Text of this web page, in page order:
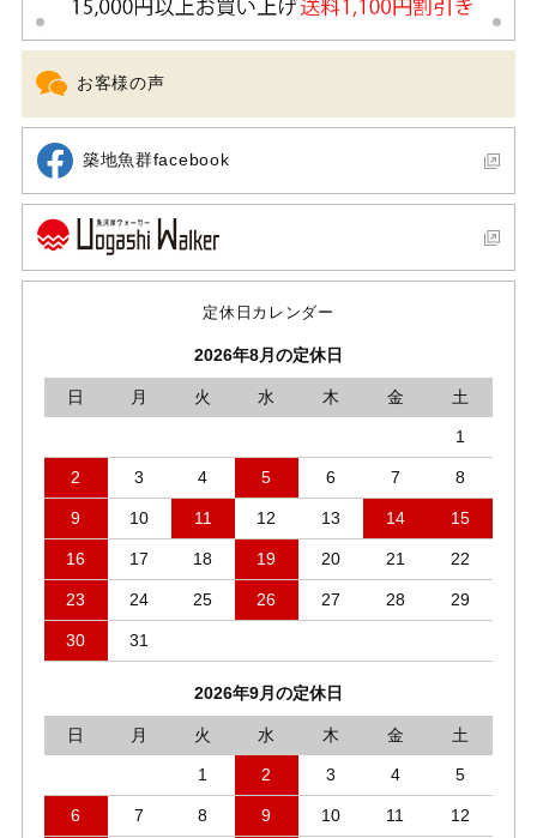
お客様の声
築地魚群facebook
定休日カレンダー
2026年8月の定休日
日 月 火 水 木 金 土
1
2 3 4 5 6 7 8
9 10 11 12 13 14 15
16 17 18 19 20 21 22
23 24 25 26 27 28 29
30 31
2026年9月の定休日
日 月 火 水 木 金 土
1 2 3 4 5
6 7 8 9 10 11 12